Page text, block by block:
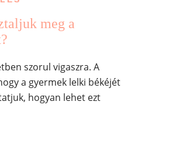
meg a
szorul vigaszra. A
a gyermek lelki békéjét
hogyan lehet ezt